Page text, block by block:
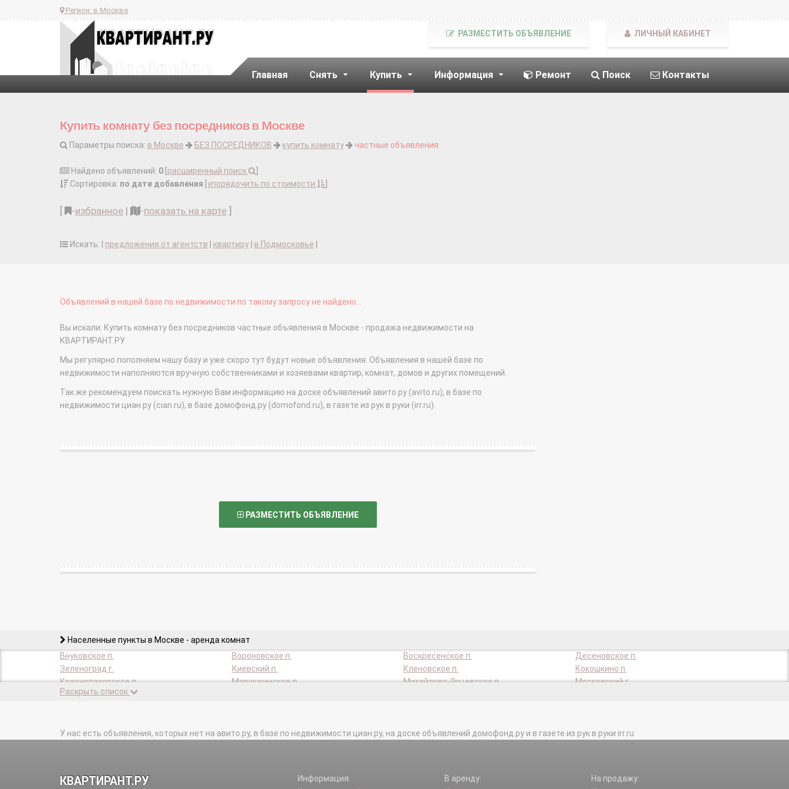
Регион: в Москве
Главная Снять Купить Информация Ремонт Поиск Контакты
РАЗМЕСТИТЬ ОБЪЯВЛЕНИЕ ЛИЧНЫЙ КАБИНЕТ
Купить комнату без посредников в Москве
Параметры поиска: в Москве БЕЗ ПОСРЕДНИКОВ купить комнату частные объявления
Найдено объявлений: 0 расширенный поиск
Сортировка: по дате добавления упорядочить по стоимости
-избранное | -показать на карте
Искать: | предложения от агентств квартиру в Подмосковье
Объявлений в нашей базе по недвижимости по такому запросу не найдено...
Вы искали: Купить комнату без посредников частные объявления в Москве - продажа недвижимости на
КВАРТИРАНТ.РУ
Мы регулярно пополняем нашу базу и уже скоро тут будут новые объявления. Объявления в нашей базе по
недвижимости наполняются вручную собственниками и хозяевами квартир, комнат, домов и других помещений.
Так же рекомендуем поискать нужную Вам информацию на доске объявлений авито.ру (avito.ru), в базе по
недвижимости циан.ру (cian.ru), в базе домофонд.ру (domofond.ru), в газете из рук в руки (irr.ru).
РАЗМЕСТИТЬ ОБЪЯВЛЕНИЕ
Населенные пункты в Москве - аренда комнат
Внуковское п.
Вороновское п. Воскресенское п.
Десеновское п.
Зеленоград г.
Киевский п. Кленовское п.
Кокошкино п.
Краснопахорское п.
Марушкинское п. Михайлово-Ярцевское п.
Московский г.
Московский п.
Раскрыть список
У нас есть объявления, которых нет на авито.ру, в базе по недвижимости циан.ру, на доске объявлений домофонд.ру и в газете из рук в руки irr.ru
КВАРТИРАНТ.РУ
Информация:
В аренду: На продажу: